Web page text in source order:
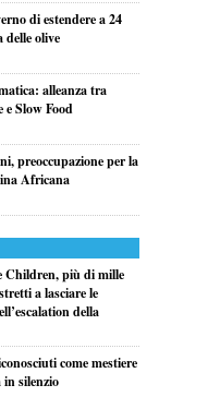
di estendere a 24
delle olive
alleanza tra
e Slow Food
preoccupazione per la
Africana
Children, più di mille
a lasciare le
della
come mestiere
silenzio